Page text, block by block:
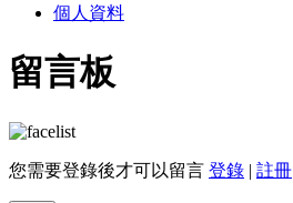
個人資料
留言板
您需要登錄後才可以留言 登錄 | 註冊